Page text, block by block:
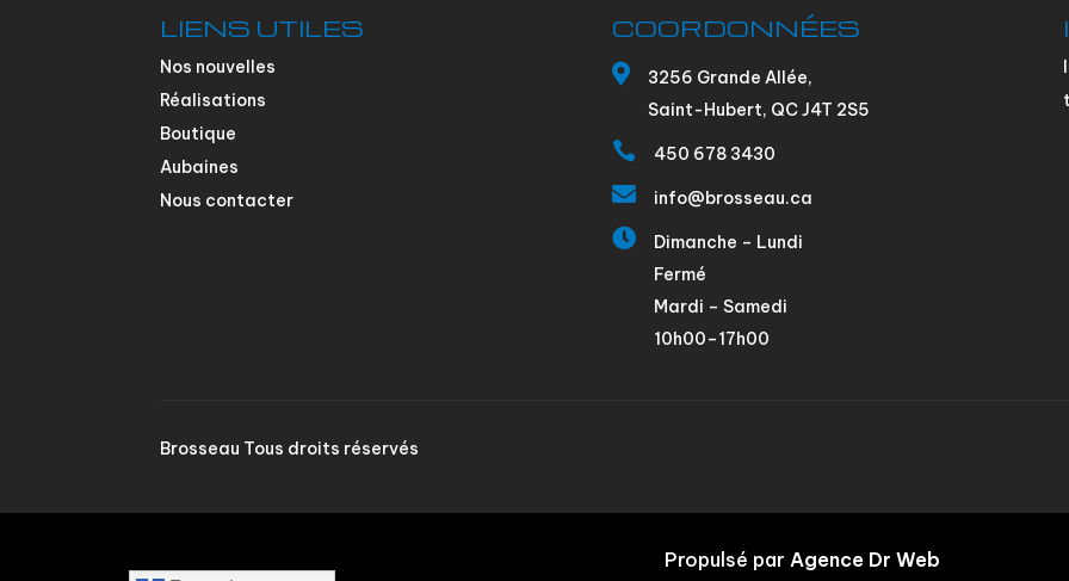
LIENS UTILES
Nos nouvelles
Réalisations
Boutique
Aubaines
Nous contacter
COORDONNÉES

3256 Grande Allée,
Saint-Hubert, QC J4T 2S5
 450 678 3430
 info@brosseau.ca

Dimanche – Lundi
Fermé
Mardi – Samedi
10h00–17h00
Brosseau Tous droits réservés
Propulsé par Agence Dr Web